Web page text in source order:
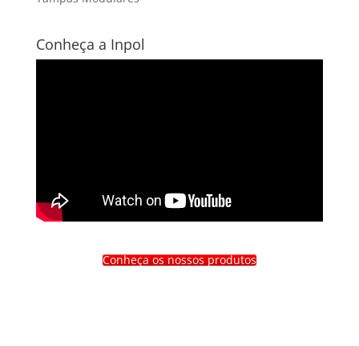
Conheça a Inpol
Conheça os nossos produtos